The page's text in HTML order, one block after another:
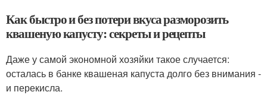
Как быстро и без потери вкуса разморозить
квашеную капусту: секреты и рецепты
Даже у самой экономной хозяйки такое случается:
осталась в банке квашеная капуста долго без внимания -
и перекисла.